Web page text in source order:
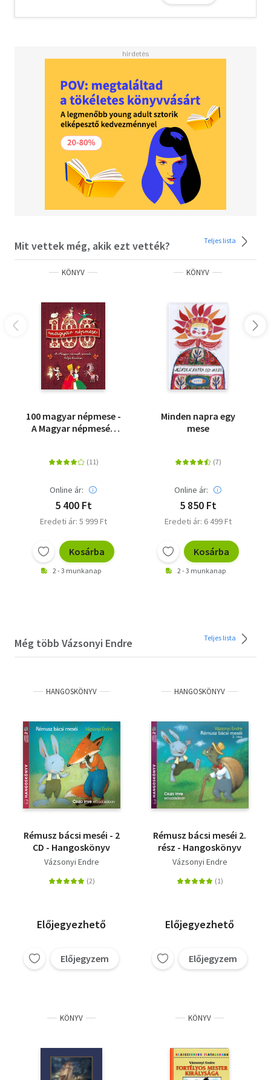
Mit vettek még, akik ezt vették? Teljes lista
KÖNYV
100 magyar népmese -
A Magyar népmesék
Online ár:
5 400 Ft
Eredeti ár: 5 999 Ft
Kosárba
2 - 3 munkanap
KÖNYV
Minden napra egy
mese
Online ár:
5 850 Ft
Eredeti ár: 6 499 Ft
Kosárba
2 - 3 munkanap
Még több Vázsonyi Endre Teljes lista
HANGOSKÖNYV
Rémusz bácsi meséi - 2
CD - Hangoskönyv
Vázsonyi Endre
Előjegyezhető
Előjegyzem
HANGOSKÖNYV
Rémusz bácsi meséi 2.
rész - Hangoskönyv
Vázsonyi Endre
Előjegyezhető
Előjegyzem
KÖNYV KÖNYV